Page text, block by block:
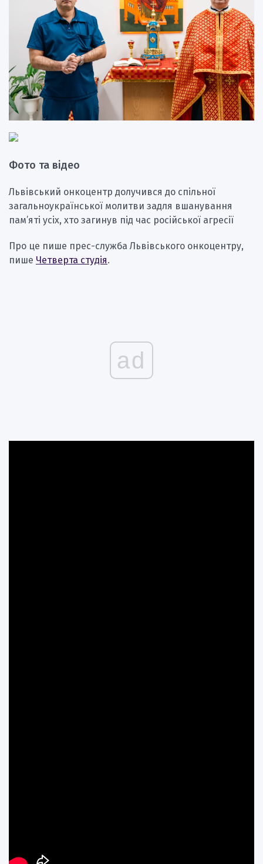
Фото та відео
Львівський онкоцентр долучився до спільної
загальноукраїнської молитви задля вшанування
пам’яті усіх, хто загинув під час російської агресії
Про це пише прес-служба Львівського онкоцентру,
пише Четверта студія.
ad